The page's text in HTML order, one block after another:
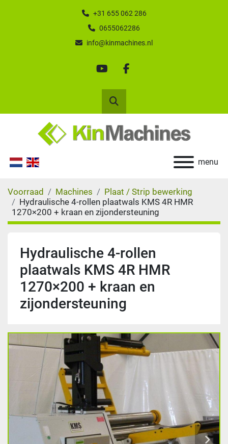
+31 655 062 286
0655062286
info@kinmachines.nl
youtubefacebook
Zoek
menu
Voorraad Machines
Plaat / Strip bewerking
Hydraulische 4-rollen plaatwals KMS 4R HMR
1270×200 + kraan en zijondersteuning
Hydraulische 4-rollen
plaatwals KMS 4R HMR
1270×200 + kraan en
zijondersteuning